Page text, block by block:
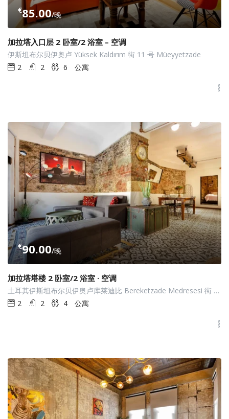
€85.00/晚
加拉塔入口层 2 卧室/2 浴室 – 空调
伊斯坦布尔贝伊奥卢 Yüksek Kaldırım 街 11 号 Müeyyetzade
2
2 6 公寓
€90.00/晚
加拉塔塔楼 2 卧室/2 浴室 · 空调
土耳其伊斯坦布尔贝伊奥卢库莱迪比 Bereketzade Medresesi 街 Bereketzade 区
2
2 4 公寓